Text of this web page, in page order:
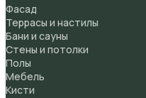
Фасад
Террасы и настилы
Бани и сауны
Стены и потолки
Полы
Мебель
Кисти